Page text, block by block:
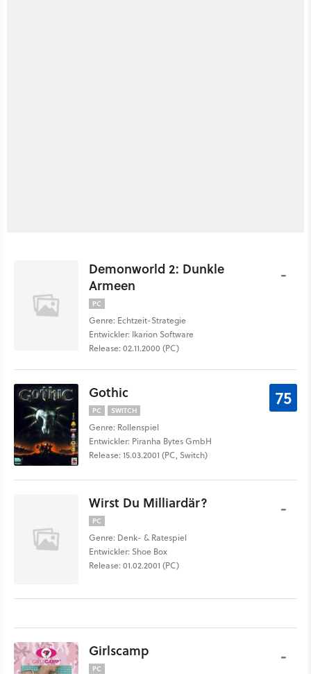
Demonworld 2: Dunkle
Armeen
PC
Genre: Echtzeit-Strategie
Entwickler: Ikarion Software
Release: 02.11.2000 (PC)
-
Gothic
PC SWITCH
Genre: Rollenspiel
Entwickler: Piranha Bytes GmbH
Release: 15.03.2001 (PC, Switch)
75
Wirst Du Milliardär?
PC
Genre: Denk- & Ratespiel
Entwickler: Shoe Box
Release: 01.02.2001 (PC)
-
Girlscamp
PC
-